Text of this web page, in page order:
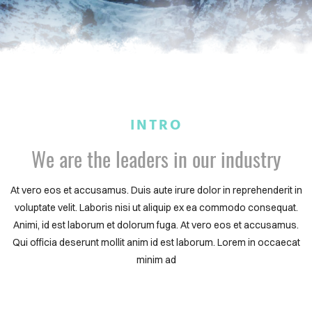
INTRO
We are the leaders in our industry
At vero eos et accusamus. Duis aute irure dolor in reprehenderit in
voluptate velit. Laboris nisi ut aliquip ex ea commodo consequat.
Animi, id est laborum et dolorum fuga. At vero eos et accusamus.
Qui officia deserunt mollit anim id est laborum. Lorem in occaecat
minim ad